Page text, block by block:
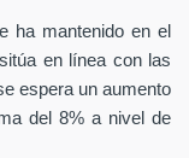
ha mantenido en el
en línea con las
espera un aumento
del 8% a nivel de